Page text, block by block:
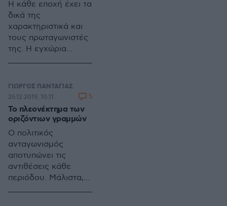
παρασιτικών
στρωμάτων.
απαρχή μιας
καινούριας περιόδου.
Τα χαρακτηριστικά
της, όμως, δεν
αποκρυσταλλώθηκαν.
Η οικονομική
πρόσφατων εκλογών
παραμένει
προτεραιότητα.
Ωστόσο, σημαντικό
θέμα αποδεικνύονται
οι γεωπολιτικές
εξελίξεις και
αναταράξεις.
Η κάθε εποχή έχει τα
δικά της
χαρακτηριστικά και
τους πρωταγωνιστές
της. Η εγχώρια
τάσεις και τα
ρεύματα που κατά
καιρούς κυριαρχούν.
ΓΙΩΡΓΟΣ ΠΑΝΤΑΓΙΑΣ
Το πλεονέκτημα των
οριζόντιων γραμμών
Ο πολιτικός
ανταγωνισμός
αποτυπώνει τις
αντιθέσεις κάθε
περιόδου. Μάλιστα,
26.12.2019, 10:11 5